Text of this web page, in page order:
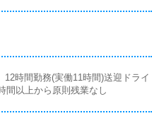
時間勤務(実働11時間)送迎ドライ
間以上から原則残業なし